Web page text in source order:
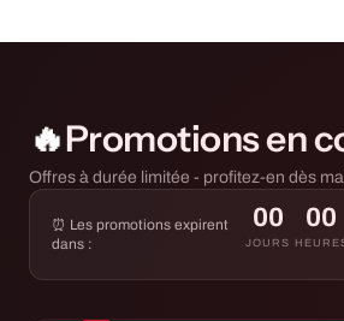
🔥Promotions en
Offres à durée limitée - profitez-en dès
⏰ Les promotions expirent
dans :
00
JOURS
00